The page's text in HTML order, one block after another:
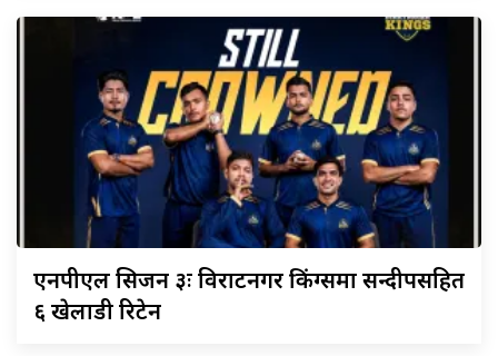
एनपीएलसिजन ३ः विराटनगर किंग्समा सन्दीपसहित
६ खेलाडी रिटेन